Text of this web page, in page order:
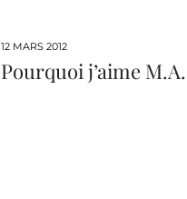
12 MARS 2012
Pourquoi j’aime